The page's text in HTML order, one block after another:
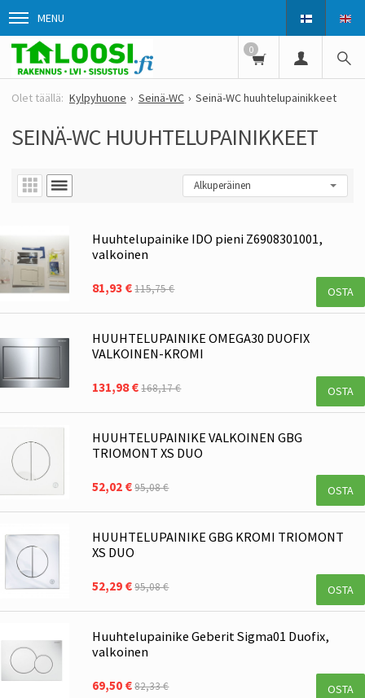
MENU
0
Kylpyhuone Seinä-WC Seinä-WC huuhtelupainikkeet
SEINÄ-WC HUUHTELUPAINIKKEET
Huuhtelupainike IDO pieni Z6908301001,
valkoinen
81,93 €115,75 € OSTA
HUUHTELUPAINIKE OMEGA30 DUOFIX
VALKOINEN-KROMI
131,98 €168,17 € OSTA
HUUHTELUPAINIKE VALKOINEN GBG
TRIOMONT XS DUO
52,02 €95,08 € OSTA
HUUHTELUPAINIKE GBG KROMI TRIOMONT
XS DUO
52,29 €95,08 € OSTA
Huuhtelupainike Geberit Sigma01 Duofix,
valkoinen
69,50 €82,33 € OSTA